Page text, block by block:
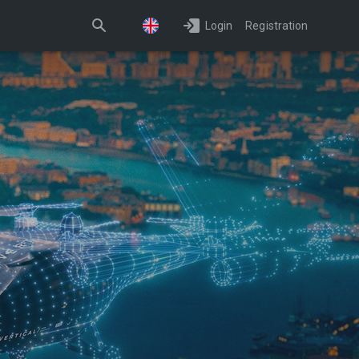
Login Registration